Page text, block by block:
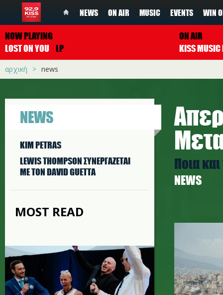
NEWS ON AIR MUSIC EVENTS WIN
NOW PLAYING
LOST ON YOU LP
ON AIR
αρχική news
NEWS
KIM PETRAS
LEWIS THOMPSON ΣΥΝΕΡΓAΖΕΤΑΙ
ΜΕ ΤΟΝ DAVID GUETTA
MOST READ
Ποια
NEWS